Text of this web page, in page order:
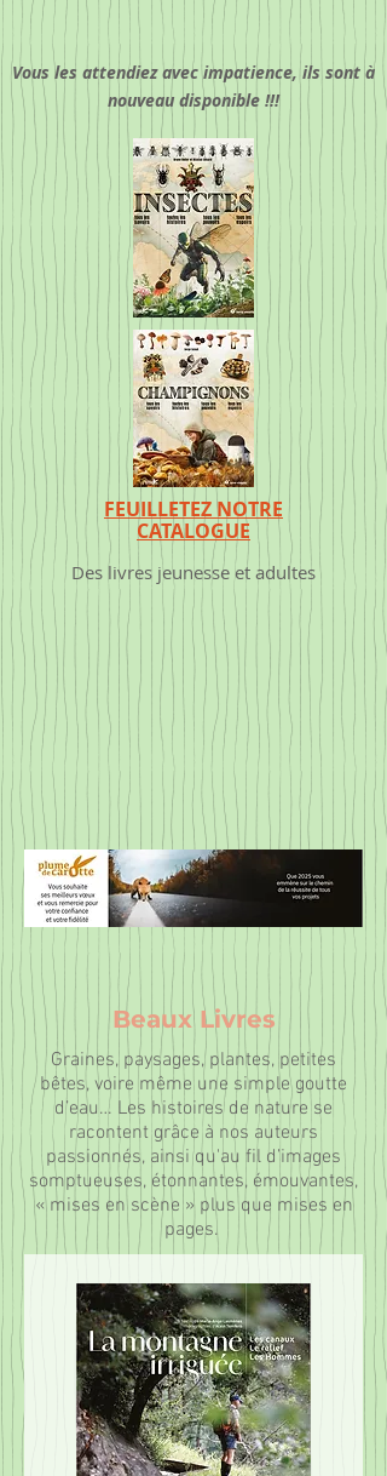
Vous les attendiez avec impatience, ils sont à
nouveau disponible !!!
FEUILLETEZ NOTRE
CATALOGUE
Des livres jeunesse et adultes
Beaux Livres
Graines, paysages, plantes, petites
bêtes, voire même une simple goutte
d’eau… Les histoires de nature se
racontent grâce à nos auteurs
passionnés, ainsi qu'au fil d’images
somptueuses, étonnantes, émouvantes,
« mises en scène » plus que mises en
pages.